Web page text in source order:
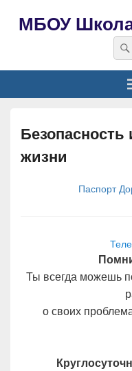
МБОУ
for:
жизни
Паспорт
Ты всегда можешь
о своих